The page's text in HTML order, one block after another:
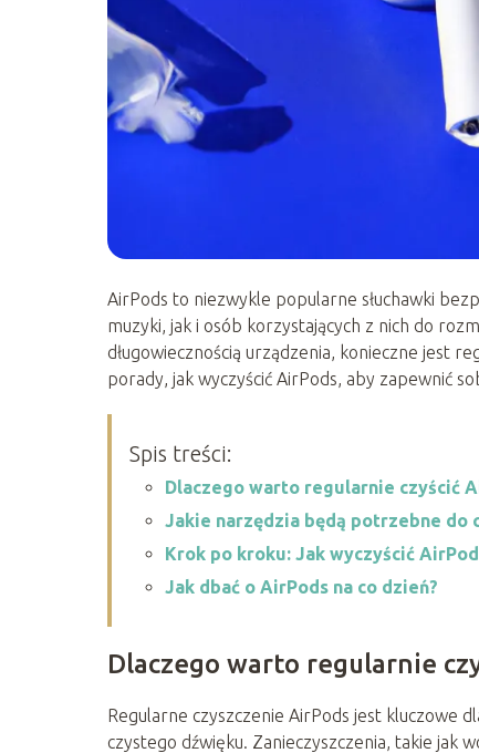
AirPods to niezwykle popularne słuchawki
muzyki, jak i osób korzystających z nich do
długowiecznością urządzenia, konieczne jest
porady, jak wyczyścić AirPods, aby zapewnić
Spis treści:
Dlaczego warto regularnie czyścić
Jakie narzędzia będą potrzebne do
Krok po kroku: Jak wyczyścić
Jak dbać o AirPods na co dzień?
Dlaczego warto regularnie
Regularne czyszczenie AirPods jest kluczowe
czystego dźwięku. Zanieczyszczenia, takie jak